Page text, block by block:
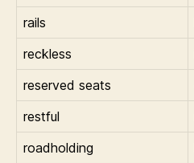
rails
reckless
reserved seats
restful
roadholding